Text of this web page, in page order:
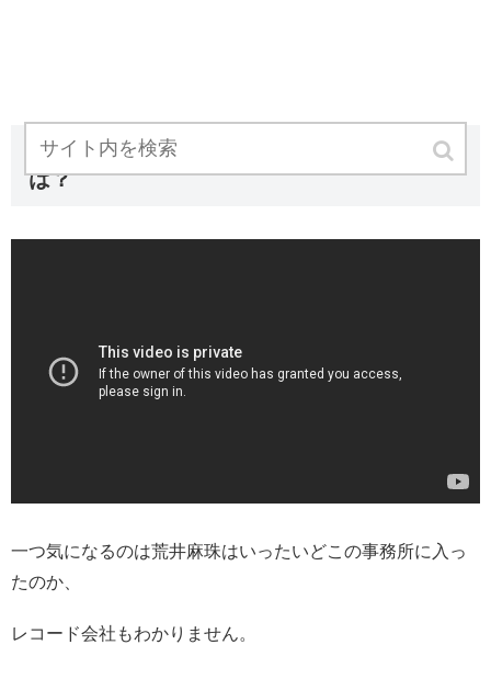
元リトグリ荒井麻珠は個人活動？事務所
は？
一つ気になるのは荒井麻珠はいったいどこの事務所に入っ
たのか、
レコード会社もわかりません。